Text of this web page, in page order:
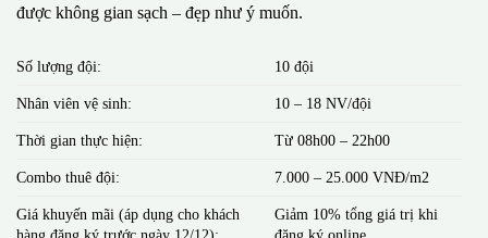
được không gian sạch – đẹp như ý muốn.
Số lượng đội: 10 đội
Nhân viên vệ sinh: 10 – 18 NV/đội
Thời gian thực hiện: Từ 08h00 – 22h00
Combo thuê đội: 7.000 – 25.000 VNĐ/m2
Giá khuyến mãi (áp dụng cho khách
Giảm 10% tổng giá trị khi